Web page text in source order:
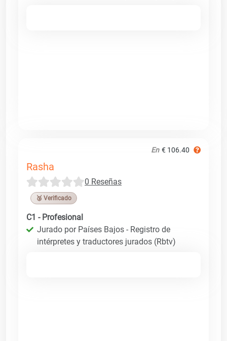
En € 106.40
Rasha
0 Reseñas
🥉 Verificado
C1 - Profesional
Jurado por Países Bajos - Registro de
intérpretes y traductores jurados (Rbtv)